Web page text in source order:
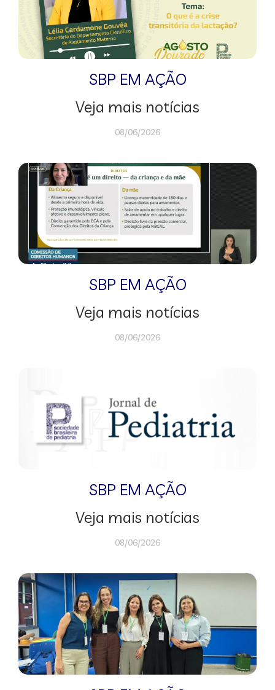
SBP EM AÇÃO
Veja mais notícias
08/06/2026
SBP EM AÇÃO
Veja mais notícias
08/06/2026
SBP EM AÇÃO
Veja mais notícias
08/06/2026